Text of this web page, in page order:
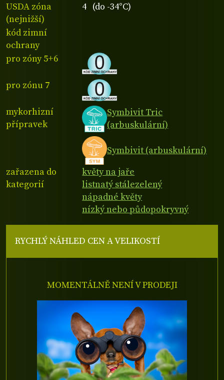
USDA zóna
(nejnižší)
4 (do -34°C)
kód zimní
ochrany
pro zóny 5+6
pro zónu 7
mykorhizní
přípravek
Symbivit Tric
(arbuskulární)
Symbivit (arbuskulární)
zařazena do
kategorií
květy na jaře
listnatý stálezelený
nápadné květy
nízký nebo půdopokryvný
RYCHLÝ NÁHLED CEN A VELIKOSTÍ
MOMENTÁLNĚ NENÍ V PRODEJI